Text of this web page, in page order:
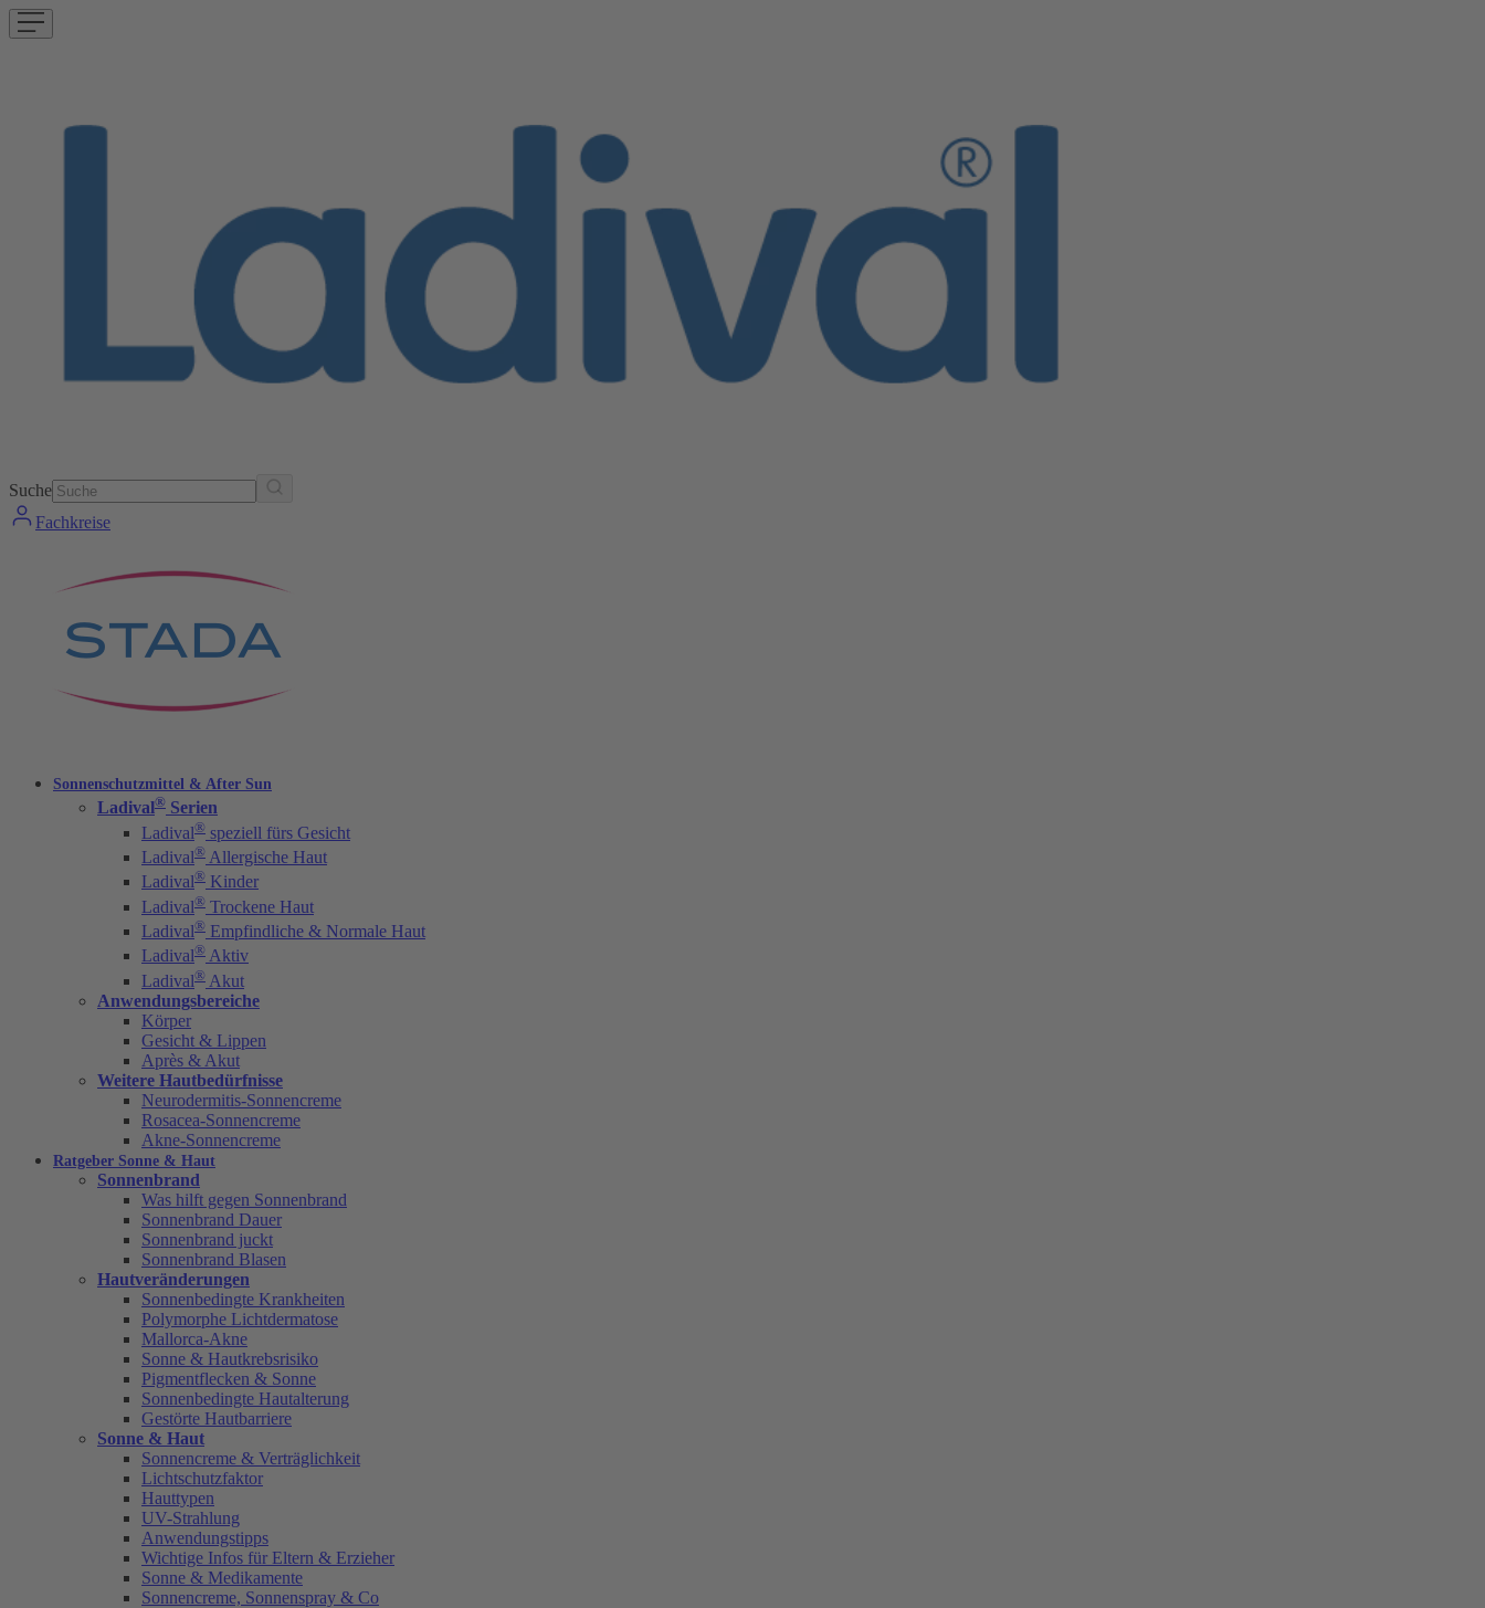
Suche
Fachkreise
Sonnenschutzmittel & After Sun
Ladival® Serien
Ladival® speziell fürs Gesicht
Ladival® Allergische Haut
Ladival® Kinder
Ladival® Trockene Haut
Ladival® Empfindliche & Normale Haut
Ladival® Aktiv
Ladival® Akut
Anwendungsbereiche
Körper
Gesicht & Lippen
Après & Akut
Weitere Hautbedürfnisse
Neurodermitis-Sonnencreme
Rosacea-Sonnencreme
Akne-Sonnencreme
Ratgeber Sonne & Haut
Sonnenbrand
Was hilft gegen Sonnenbrand
Sonnenbrand Dauer
Sonnenbrand juckt
Sonnenbrand Blasen
Hautveränderungen
Sonnenbedingte Krankheiten
Polymorphe Lichtdermatose
Mallorca-Akne
Sonne & Hautkrebsrisiko
Pigmentflecken & Sonne
Sonnenbedingte Hautalterung
Gestörte Hautbarriere
Sonne & Haut
Sonnencreme & Verträglichkeit
Lichtschutzfaktor
Hauttypen
UV-Strahlung
Anwendungstipps
Wichtige Infos für Eltern & Erzieher
Sonne & Medikamente
Sonnencreme, Sonnenspray & Co